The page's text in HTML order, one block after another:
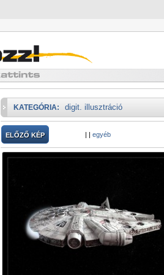
KATEGÓRIA: digit. illusztráció
ELŐZŐ KÉP | | egyéb